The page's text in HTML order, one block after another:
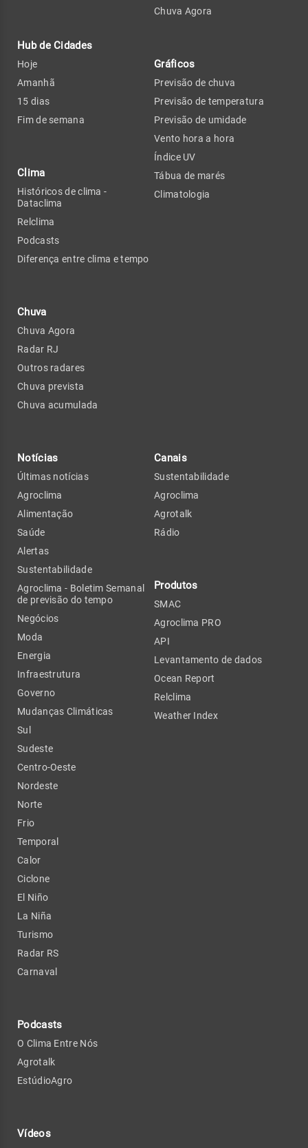
Hub de Cidades
Hoje
Amanhã
15 dias
Fim de semana
Clima
Históricos de clima -
Dataclima
Relclima
Podcasts
Diferença entre clima e tempo
Chuva
Chuva Agora
Radar RJ
Outros radares
Chuva prevista
Chuva acumulada
Chuva Agora
Gráficos
Previsão de chuva
Previsão de temperatura
Previsão de umidade
Vento hora a hora
Índice UV
Tábua de marés
Climatologia
Notícias
Últimas notícias
Agroclima
Alimentação
Saúde
Alertas
Sustentabilidade
Agroclima - Boletim Semanal
de previsão do tempo
Negócios
Moda
Energia
Infraestrutura
Governo
Mudanças Climáticas
Sul
Sudeste
Centro-Oeste
Nordeste
Norte
Frio
Temporal
Calor
Ciclone
El Niño
La Niña
Turismo
Radar RS
Carnaval
Podcasts
O Clima Entre Nós
Agrotalk
EstúdioAgro
Vídeos
Canais
Sustentabilidade
Agroclima
Agrotalk
Rádio
Produtos
SMAC
Agroclima PRO
API
Levantamento de dados
Ocean Report
Relclima
Weather Index